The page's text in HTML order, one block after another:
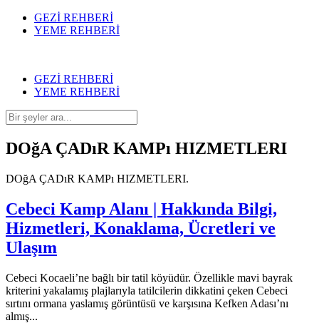
GEZİ REHBERİ
YEME REHBERİ
GEZİ REHBERİ
YEME REHBERİ
DOğA ÇADıR KAMPı HIZMETLERI
DOğA ÇADıR KAMPı HIZMETLERI.
Cebeci Kamp Alanı | Hakkında Bilgi,
Hizmetleri, Konaklama, Ücretleri ve
Ulaşım
Cebeci Kocaeli’ne bağlı bir tatil köyüdür. Özellikle mavi bayrak
kriterini yakalamış plajlarıyla tatilcilerin dikkatini çeken Cebeci
sırtını ormana yaslamış görüntüsü ve karşısına Kefken Adası’nı
almış...